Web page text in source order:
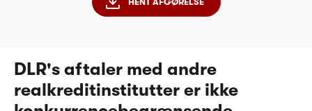
DLR's aftaler med andre
realkreditinstitutter er ikke